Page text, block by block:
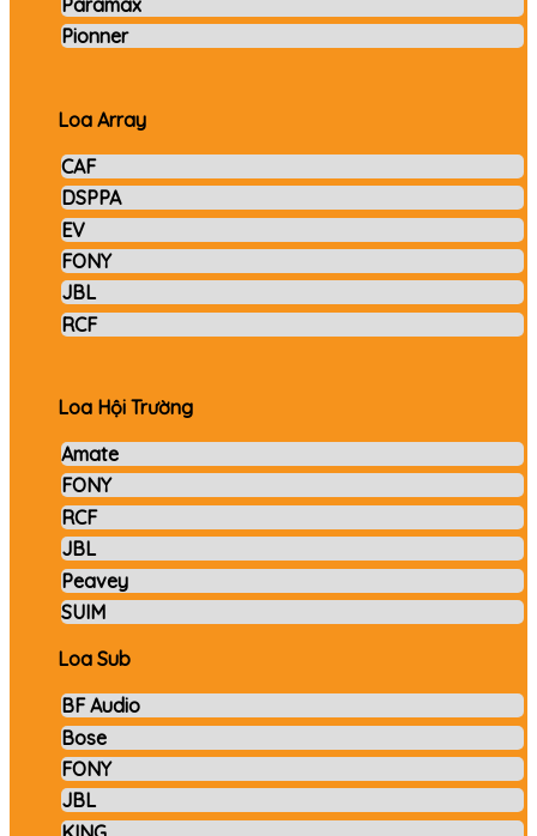
Paramax
Pionner
Loa Array
CAF
DSPPA
EV
FONY
JBL
RCF
Loa Hội Trường
Amate
FONY
RCF
JBL
Peavey
SUIM
Loa Sub
BF Audio
Bose
FONY
JBL